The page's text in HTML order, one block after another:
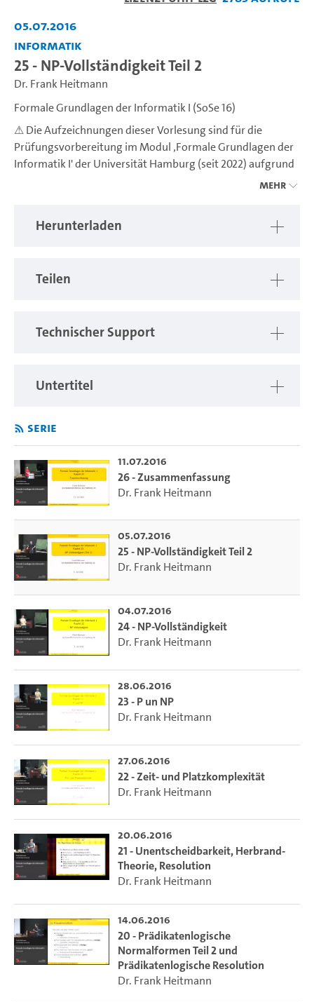
05.07.2016
Informatik
25 - NP-Vollständigkeit Teil 2
Dr. Frank Heitmann
Formale Grundlagen der Informatik I (SoSe 16)
⚠︎ Die Aufzeichnungen dieser Vorlesung sind für die
Prüfungsvorbereitung im Modul ‚Formale Grundlagen der
Informatik I' der Universität Hamburg (seit 2022) aufgrund
Mehr
Herunterladen
Teilen
Technischer Support
Untertitel
Serie
11.07.2016
26 - Zusammenfassung
Dr. Frank Heitmann
05.07.2016
25 - NP-Vollständigkeit Teil 2
Dr. Frank Heitmann
04.07.2016
24 - NP-Vollständigkeit
Dr. Frank Heitmann
28.06.2016
23 - P un NP
Dr. Frank Heitmann
27.06.2016
22 - Zeit- und Platzkomplexität
Dr. Frank Heitmann
20.06.2016
21 - Unentscheidbarkeit, Herbrand-
Theorie, Resolution
Dr. Frank Heitmann
14.06.2016
20 - Prädikatenlogische
Normalformen Teil 2 und
Prädikatenlogische Resolution
Dr. Frank Heitmann